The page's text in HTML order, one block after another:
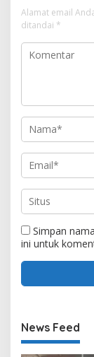
Alamat email
ditandai *
Simpan
ini untuk
News Feed